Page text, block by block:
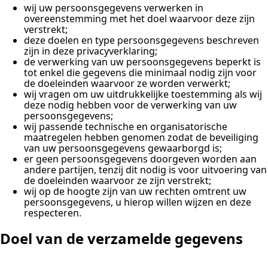
wij uw persoonsgegevens verwerken in
overeenstemming met het doel waarvoor deze zijn
verstrekt;
deze doelen en type persoonsgegevens beschreven
zijn in deze privacyverklaring;
de verwerking van uw persoonsgegevens beperkt is
tot enkel die gegevens die minimaal nodig zijn voor
de doeleinden waarvoor ze worden verwerkt;
wij vragen om uw uitdrukkelijke toestemming als wij
deze nodig hebben voor de verwerking van uw
persoonsgegevens;
wij passende technische en organisatorische
maatregelen hebben genomen zodat de beveiliging
van uw persoonsgegevens gewaarborgd is;
er geen persoonsgegevens doorgeven worden aan
andere partijen, tenzij dit nodig is voor uitvoering van
de doeleinden waarvoor ze zijn verstrekt;
wij op de hoogte zijn van uw rechten omtrent uw
persoonsgegevens, u hierop willen wijzen en deze
respecteren.
Doel van de verzamelde gegevens